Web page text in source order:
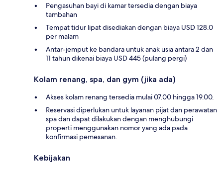
Pengasuhan bayi di kamar tersedia dengan biaya
tambahan
Tempat tidur lipat disediakan dengan biaya USD 128.0
per malam
Antar-jemput ke bandara untuk anak usia antara 2 dan
11 tahun dikenai biaya USD 445 (pulang pergi)
Kolam renang, spa, dan gym (jika ada)
Akses kolam renang tersedia mulai 07.00 hingga 19.00.
Reservasi diperlukan untuk layanan pijat dan perawatan
spa dan dapat dilakukan dengan menghubungi
properti menggunakan nomor yang ada pada
konfirmasi pemesanan.
Kebijakan